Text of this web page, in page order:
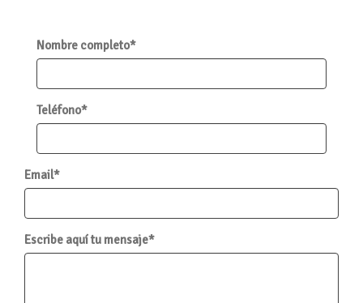
Nombre completo*
Teléfono*
Email*
Escribe aquí tu mensaje*